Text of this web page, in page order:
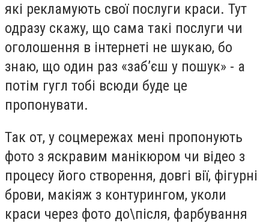
які рекламують свої послуги краси. Тут
одразу скажу, що сама такі послуги чи
оголошення в інтернеті не шукаю, бо
знаю, що один раз «заб’єш у пошук» - а
потім гугл тобі всюди буде це
пропонувати.
Так от, у соцмережах мені пропонують
фото з яскравим манікюром чи відео з
процесу його створення, довгі вії, фігурні
брови, макіяж з контурингом, уколи
краси через фото до\після, фарбування